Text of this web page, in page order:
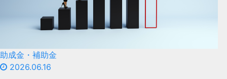
助成金・補助金
2026.06.16